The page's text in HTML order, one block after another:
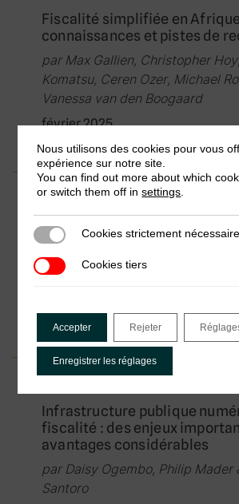
Fiscalité simplifiée en
connaissances et pistes de
par Max Gallien, Christopher
Komatsu, Ceren Ozer, Michael
Vanessa van den Boogaard
février 2025
Résumé de recherche
Suivre et imposer les
numériques transfrontalières :
la TVA au Sénégal
Bulletin politique
Infrastructure publique
fiscalité : des enjeux
avantages considérables
par Daisy Ogembo, Philip Mader
Santoro
Nous utilisons des cookies pour vous
expérience sur notre site.
You can find out more about which
or switch them off insettings
Cookies strictement nécessaires
Cookies strictement
Cookies tiersCookies tiers
Accepter Rejeter
Enregistrer les réglages